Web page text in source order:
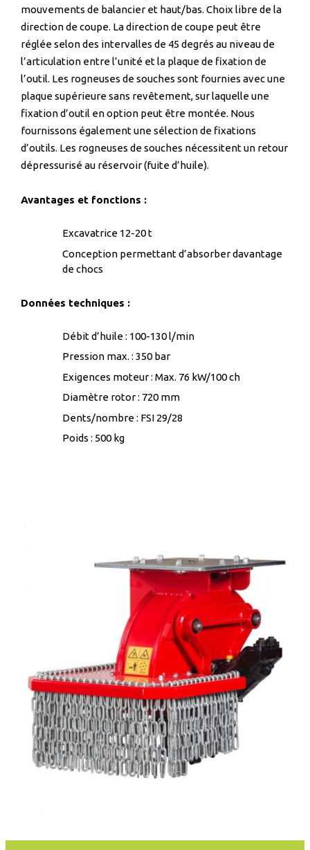
mouvements de balancier et haut/bas. Choix libre de la
direction de coupe. La direction de coupe peut être
réglée selon des intervalles de 45 degrés au niveau de
l’articulation entre l’unité et la plaque de fixation de
l’outil. Les rogneuses de souches sont fournies avec une
plaque supérieure sans revêtement, sur laquelle une
fixation d’outil en option peut être montée. Nous
fournissons également une sélection de fixations
d’outils. Les rogneuses de souches nécessitent un retour
dépressurisé au réservoir (fuite d’huile).
Avantages et fonctions :
Excavatrice 12-20 t
Conception permettant d’absorber davantage
de chocs
Données techniques :
Débit d’huile : 100-130 l/min
Pression max. : 350 bar
Exigences moteur : Max. 76 kW/100 ch
Diamètre rotor : 720 mm
Dents/nombre : FSI 29/28
Poids : 500 kg